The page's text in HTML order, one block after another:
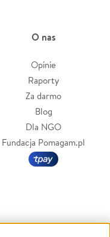
O nas
Opinie
Raporty
Za darmo
Blog
Dla NGO
Fundacja Pomagam.pl